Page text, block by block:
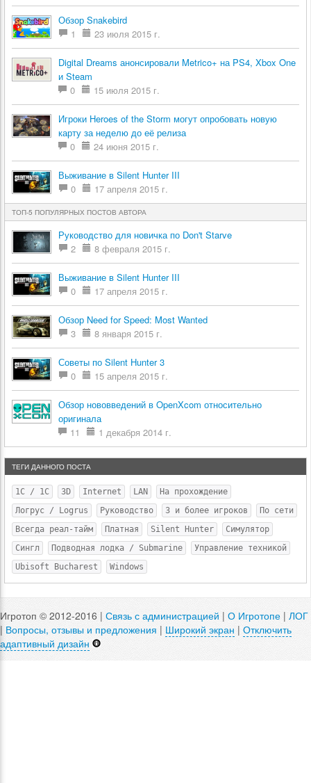
Обзор Snakebird
1
23 июля 2015 г.
Digital Dreams анонсировали Metrico+ на PS4, Xbox One
и Steam
0
15 июля 2015 г.
Игроки Heroes of the Storm могут опробовать новую
карту за неделю до её релиза
0
24 июня 2015 г.
Выживание в Silent Hunter III
0
17 апреля 2015 г.
ТОП-5 ПОПУЛЯРНЫХ ПОСТОВ АВТОРА
Руководство для новичка по Don't Starve
2
8 февраля 2015 г.
Выживание в Silent Hunter III
0
17 апреля 2015 г.
Обзор Need for Speed: Most Wanted
3
8 января 2015 г.
Советы по Silent Hunter 3
0
15 апреля 2015 г.
Обзор нововведений в OpenXcom относительно
оригинала
11
1 декабря 2014 г.
ТЕГИ ДАННОГО ПОСТА
1С / 1C 3D Internet LAN
На прохождение
Логрус / Logrus
Руководство 3 и более игроков
По сети
Всегда реал-тайм
Платная Silent Hunter
Симулятор
Сингл
Подводная лодка / Submarine
Управление техникой
Ubisoft Bucharest
Windows
Игротоп © 2012-2016 | Связь с администрацией | О Игротопе | ЛОГ
| Вопросы, отзывы и предложения | Широкий экран | Отключить
адаптивный дизайн